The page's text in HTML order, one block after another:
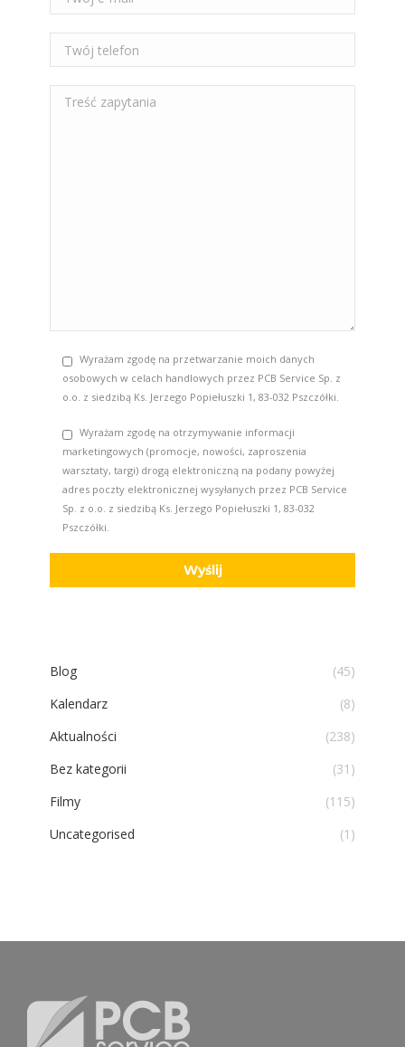
Wyrażam zgodę na przetwarzanie moich danych
osobowych w celach handlowych przez PCB Service Sp. z
o.o. z siedzibą Ks. Jerzego Popiełuszki 1, 83-032 Pszczółki.
Wyrażam zgodę na otrzymywanie informacji
marketingowych (promocje, nowości, zaproszenia
warsztaty, targi) drogą elektroniczną na podany powyżej
adres poczty elektronicznej wysyłanych przez PCB Service
Sp. z o.o. z siedzibą Ks. Jerzego Popiełuszki 1, 83-032
Pszczółki.
Blog
(45)
Kalendarz
(8)
Aktualności
(238)
Bez kategorii
(31)
Filmy
(115)
Uncategorised
(1)